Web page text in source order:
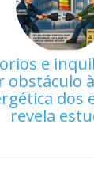
e
obstáculo
dos
revela